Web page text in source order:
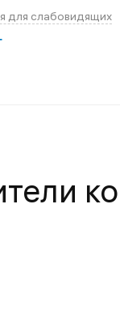
для слабовидящих